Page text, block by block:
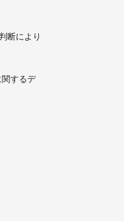
断により
するデ